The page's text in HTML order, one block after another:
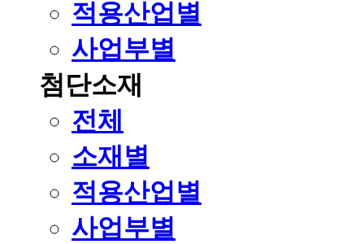
적용산업별
사업부별
첨단소재
전체
소재별
적용산업별
사업부별